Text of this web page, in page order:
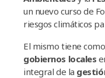
un nuevo curso de
riesgos climáticos
El mismo tiene
gobiernos locales
integral de la